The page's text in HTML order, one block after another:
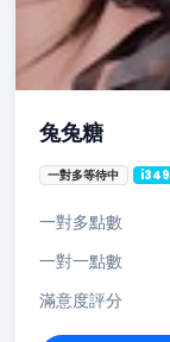
兔兔糖
一對多等待中 i349
一對多點數
一對一點數
滿意度評分